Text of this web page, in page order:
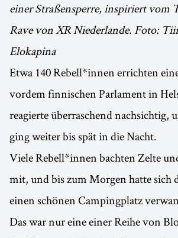
einer Straßensperre, inspiriert vom
Rave von XR Niederlande. Foto:
Elokapina
Etwa 140 Rebell*innen errichten
vordem finnischen Parlament in
reagierte überraschend nachsichtig,
ging weiter bis spät in die Nacht.
Viele Rebell*innen bachten Zelte
mit, und bis zum Morgen hatte sich
einen schönen Campingplatz
Das war nur eine einer Reihe von